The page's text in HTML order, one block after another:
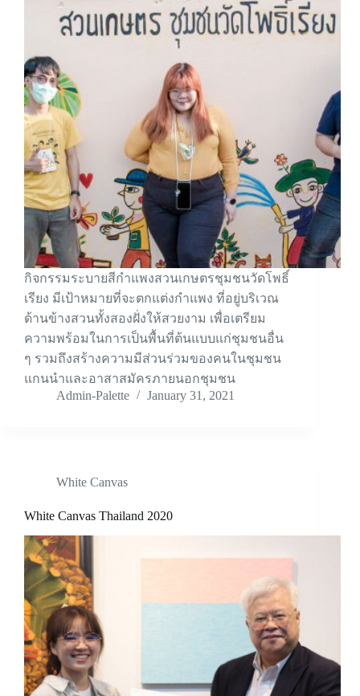
กิจกรรมระบายสีกำแพงสวนเกษตรชุมชนวัดโพธิ์
เรียง มีเป้าหมายที่จะตกแต่งกำแพง ที่อยู่บริเวณ
ด้านข้างสวนทั้งสองฝั่งให้สวยงาม เพื่อเตรียม
ความพร้อมในการเป็นพื้นที่ต้นแบบแก่ชุมชนอื่น
ๆ รวมถึงสร้างความมีส่วนร่วมของคนในชุมชน
แกนนำและอาสาสมัครภายนอกชุมชน
Admin-Palette
January 31, 2021
White Canvas
White Canvas Thailand 2020